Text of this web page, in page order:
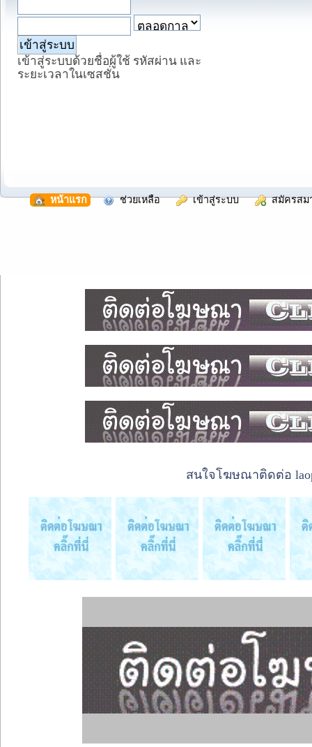
เข้าสู่ระบบด้วยชื่อผู้ใช้ รหัสผ่าน และ
ระยะเวลาในเซสชั่น
หน้าแรก ช่วยเหลือ เข้าสู่ระบบ สมัครสม
สนใจโฆษณาติดต่อ